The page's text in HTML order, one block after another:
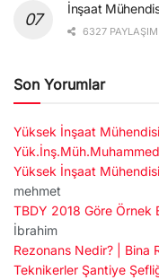
İnşaat
6327 PAYLAŞIM
Son Yorumlar
Yüksek İnşaat
Yüksek İnşaat
mehmet
TBDY 2018 Göre Örnek
İbrahim
Rezonans Nedir? | Bina
Teknikerler Şantiye